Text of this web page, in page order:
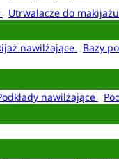
Utrwalacze do makijażu
nawilżające Bazy
nawilżające